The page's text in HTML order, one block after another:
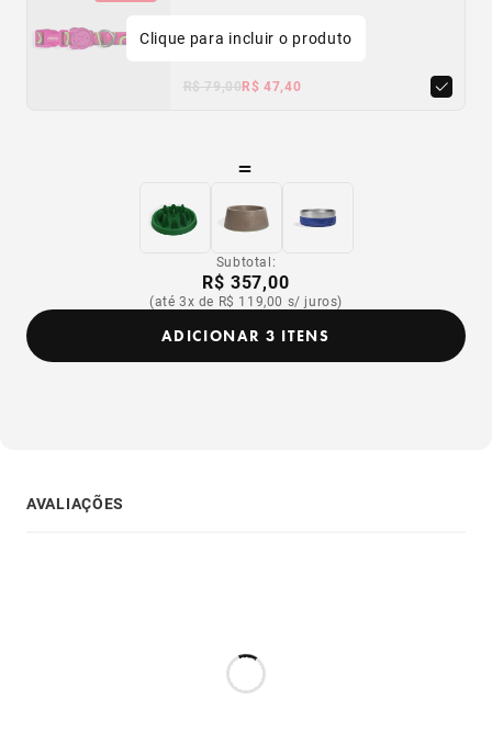
PP P M G
R$ 79,00R$ 47,40
Clique para incluir o produto
=
Subtotal:
R$ 357,00
(até 3x de R$ 119,00 s/ juros)
ADICIONAR 3 ITENS
AVALIAÇÕES